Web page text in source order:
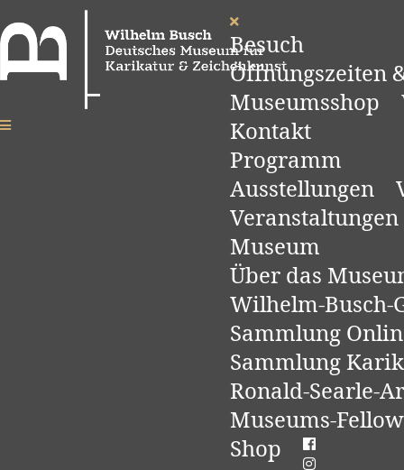
Besuch
Öffnungszeiten
Museumsshop
Kontakt
Programm
Ausstellungen
Veranstaltungen
Museum
Über das
Wilhelm-Busch-
Sammlung
Sammlung
Ronald-Searle-
Museums-
Shop